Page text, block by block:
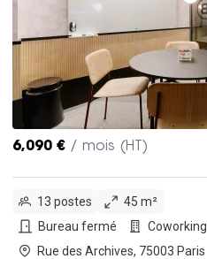
6,090 € / mois (HT)
13 postes
45 m²
Bureau fermé
Coworking
Rue des Archives, 75003 Paris